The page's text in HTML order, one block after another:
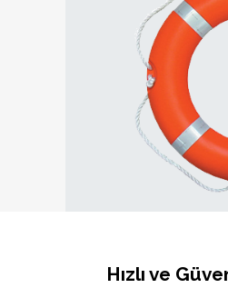
Hızlı ve